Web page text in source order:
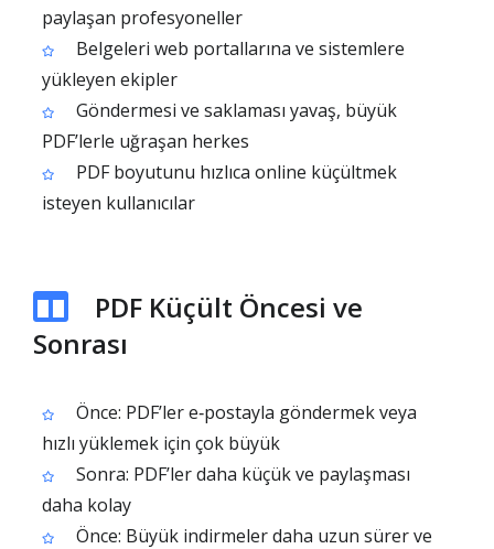
paylaşan profesyoneller
Belgeleri web portallarına ve sistemlere
yükleyen ekipler
Göndermesi ve saklaması yavaş, büyük
PDF’lerle uğraşan herkes
PDF boyutunu hızlıca online küçültmek
isteyen kullanıcılar
PDF Küçült Öncesi ve
Sonrası
Önce: PDF’ler e‑postayla göndermek veya
hızlı yüklemek için çok büyük
Sonra: PDF’ler daha küçük ve paylaşması
daha kolay
Önce: Büyük indirmeler daha uzun sürer ve